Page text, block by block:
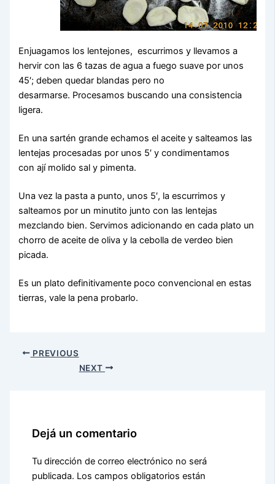
Enjuagamos los lentejones, escurrimos y llevamos a
hervir con las 6 tazas de agua a fuego suave por unos
45′; deben quedar blandas pero no
desarmarse. Procesamos buscando una consistencia
ligera.
En una sartén grande echamos el aceite y salteamos las
lentejas procesadas por unos 5′ y condimentamos
con ají molido sal y pimenta.
Una vez la pasta a punto, unos 5′, la escurrimos y
salteamos por un minutito junto con las lentejas
mezclando bien. Servimos adicionando en cada plato un
chorro de aceite de oliva y la cebolla de verdeo bien
picada.
Es un plato definitivamente poco convencional en estas
tierras, vale la pena probarlo.
PREVIOUS
NEXT
Dejá un comentario
Tu dirección de correo electrónico no será
publicada. Los campos obligatorios están